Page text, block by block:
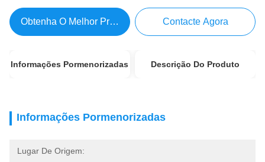
Obtenha O Melhor Preço Contacte Agora
Informações Pormenorizadas Descrição Do Produto
Informações Pormenorizadas
Lugar De Origem: